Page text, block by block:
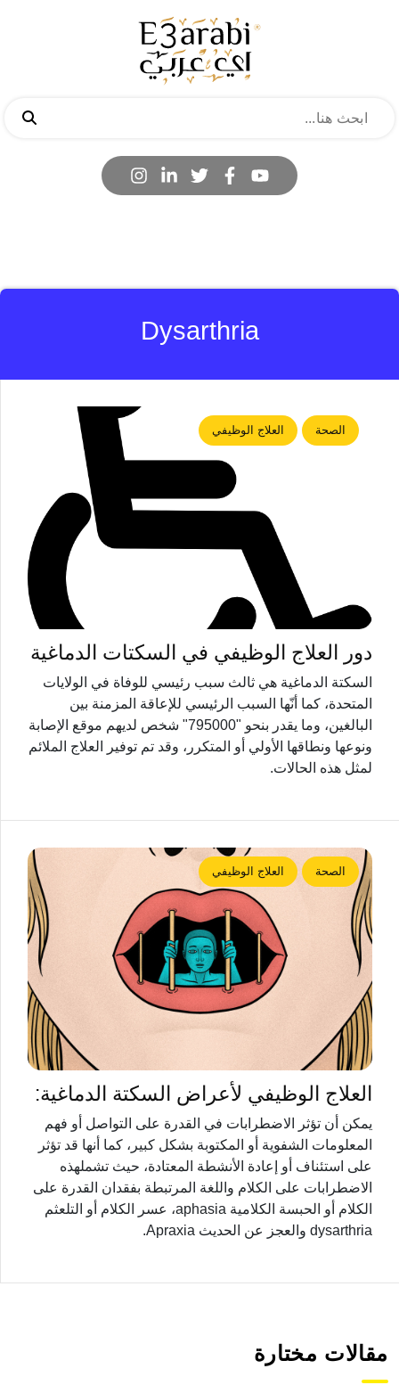
Dysarthria
الصحة العلاج الوظيفي
دور العلاج الوظيفي في السكتات الدماغية
السكتة الدماغية هي ثالث سبب رئيسي للوفاة في الولايات
المتحدة، كما أنّها السبب الرئيسي للإعاقة المزمنة بين
البالغين، وما يقدر بنحو "795000" شخص لديهم موقع الإصابة
ونوعها ونطاقها الأولي أو المتكرر، وقد تم توفير العلاج الملائم
لمثل هذه الحالات.
الصحة العلاج الوظيفي
العلاج الوظيفي لأعراض السكتة الدماغية:
يمكن أن تؤثر الاضطرابات في القدرة على التواصل أو فهم
المعلومات الشفوية أو المكتوبة بشكل كبير، كما أنها قد تؤثر
على استئناف أو إعادة الأنشطة المعتادة، حيث تشملهذه
الاضطرابات على الكلام واللغة المرتبطة بفقدان القدرة على
الكلام أو الحبسة الكلامية aphasia، عسر الكلام أو التلعثم
dysarthria والعجز عن الحديث Apraxia.
مقالات مختارة